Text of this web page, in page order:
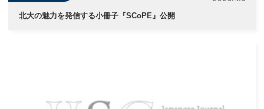
北大の魅力を発信する小冊子『SCoPE』公開